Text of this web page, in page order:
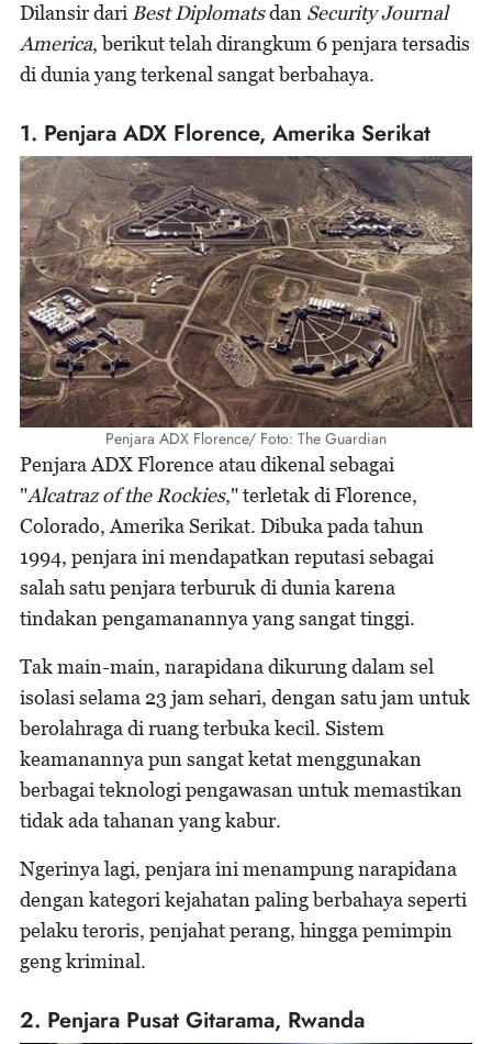
Dilansir dari Best Diplomatsdan Security Journal
America, berikut telah dirangkum 6 penjara tersadis
di dunia yang terkenal sangat berbahaya.
1. Penjara ADX Florence, Amerika Serikat
Penjara ADX Florence/ Foto: The Guardian
Penjara ADX Florence atau dikenal sebagai
"Alcatraz of the Rockies," terletak di Florence,
Colorado, Amerika Serikat. Dibuka pada tahun
1994, penjara ini mendapatkan reputasi sebagai
salah satu penjara terburuk di dunia karena
tindakan pengamanannya yang sangat tinggi.
Tak main-main, narapidana dikurung dalam sel
isolasi selama 23 jam sehari, dengan satu jam untuk
berolahraga di ruang terbuka kecil. Sistem
keamanannya pun sangat ketat menggunakan
berbagai teknologi pengawasan untuk memastikan
tidak ada tahanan yang kabur.
Ngerinya lagi, penjara ini menampung narapidana
dengan kategori kejahatan paling berbahaya seperti
pelaku teroris, penjahat perang, hingga pemimpin
geng kriminal.
2. Penjara Pusat Gitarama, Rwanda